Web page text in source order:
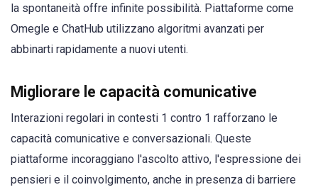
la spontaneità offre infinite possibilità. Piattaforme come
Omegle e ChatHub utilizzano algoritmi avanzati per
abbinarti rapidamente a nuovi utenti.
Migliorare le capacità comunicative
Interazioni regolari in contesti 1 contro 1 rafforzano le
capacità comunicative e conversazionali. Queste
piattaforme incoraggiano l'ascolto attivo, l'espressione dei
pensieri e il coinvolgimento, anche in presenza di barriere